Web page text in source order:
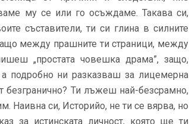
му се или го осъждаме. Такава си,
съставители, ти си глина в силните
между прашните ти страници, между
„простата човешка драма”, защо,
подробно ни разказваш за лицемерна
безгранично? Ти лъжеш най-безсрамно,
Наивна си, Историйо, не ти се вярва, но
за истинската личност, която ще ти